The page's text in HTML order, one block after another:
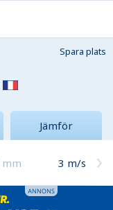
Spara plats
Jämför
mm 3 m/s